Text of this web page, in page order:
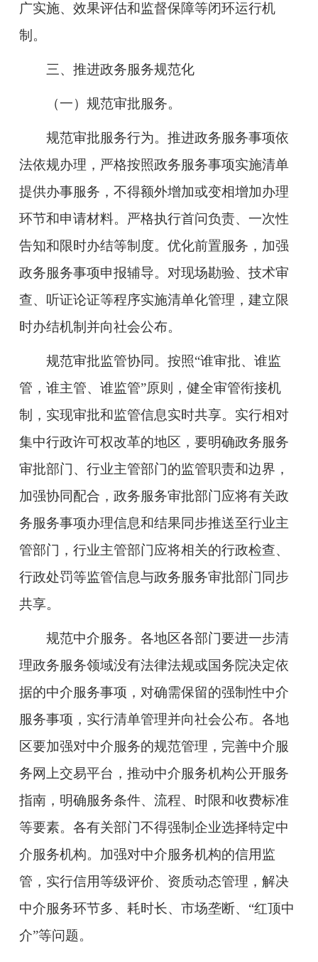
广实施、效果评估和监督保障等闭环运行机
制。
三、推进政务服务规范化
（一）规范审批服务。
规范审批服务行为。推进政务服务事项依
法依规办理，严格按照政务服务事项实施清单
提供办事服务，不得额外增加或变相增加办理
环节和申请材料。严格执行首问负责、一次性
告知和限时办结等制度。优化前置服务，加强
政务服务事项申报辅导。对现场勘验、技术审
查、听证论证等程序实施清单化管理，建立限
时办结机制并向社会公布。
规范审批监管协同。按照“谁审批、谁监
管，谁主管、谁监管”原则，健全审管衔接机
制，实现审批和监管信息实时共享。实行相对
集中行政许可权改革的地区，要明确政务服务
审批部门、行业主管部门的监管职责和边界，
加强协同配合，政务服务审批部门应将有关政
务服务事项办理信息和结果同步推送至行业主
管部门，行业主管部门应将相关的行政检查、
行政处罚等监管信息与政务服务审批部门同步
共享。
规范中介服务。各地区各部门要进一步清
理政务服务领域没有法律法规或国务院决定依
据的中介服务事项，对确需保留的强制性中介
服务事项，实行清单管理并向社会公布。各地
区要加强对中介服务的规范管理，完善中介服
务网上交易平台，推动中介服务机构公开服务
指南，明确服务条件、流程、时限和收费标准
等要素。各有关部门不得强制企业选择特定中
介服务机构。加强对中介服务机构的信用监
管，实行信用等级评价、资质动态管理，解决
中介服务环节多、耗时长、市场垄断、“红顶中
介”等问题。